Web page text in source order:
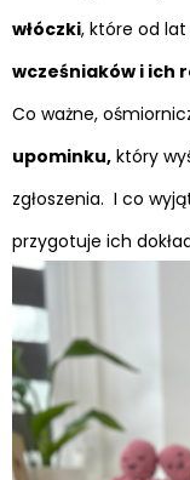
włóczki, które od lat
wcześniaków i ich
Co ważne,
upominku, który
zgłoszenia. I co
przygotuje ich